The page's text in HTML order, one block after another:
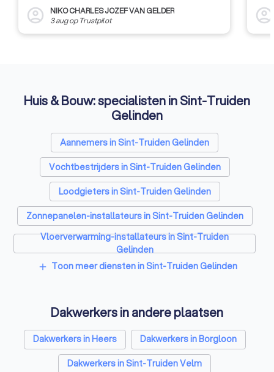
account_circle
NIKO CHARLES JOZEF VAN GELDER
3 augop Trustpilot account_circle
Huis & Bouw: specialisten in Sint-Truiden
Gelinden
Aannemers in Sint-Truiden Gelinden
Vochtbestrijders in Sint-Truiden Gelinden
Loodgieters in Sint-Truiden Gelinden
Zonnepanelen-installateurs in Sint-Truiden Gelinden
Vloerverwarming-installateurs in Sint-Truiden
Gelinden
Airco installateurs in Sint-Truiden Gelinden
Laadpaal installateurs in Sint-Truiden Gelinden
Zonwering specialisten in Sint-Truiden Gelinden
Schrijnwerkers in Sint-Truiden Gelinden
add Toon meer diensten in Sint-Truiden Gelinden
Dakwerkers in andere plaatsen
Dakwerkers in Heers
Dakwerkers in Borgloon
Dakwerkers in Sint-Truiden Velm